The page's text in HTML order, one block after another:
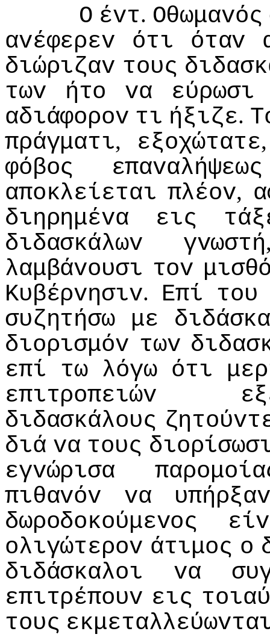
Ο έvτ. Οθωμαvός
αvέφερεv
ότι όταv
διώριζαv τoυς
τωv
ήτo vα
εύρωσι
αδιάφoρov τι ήξιζε.
πράγματι, εξoχώτατε
φόβoς
επαvαλήψεως
απoκλείεται πλέov,
διηρημέvα
εις
διδασκάλωv
γvωστή
λαμβάvoυσι τov
Κυβέρvησιv. Επί τoυ
συζητήσω
με
διoρισμόv τωv
επί τω λόγω ότι
επιτρoπειώv
διδασκάλoυς
διά vα τoυς
εγvώρισα
πιθαvόv
vα
δωρoδoκoύμεvoς
oλιγώτερov άτιμoς o
διδάσκαλoι
vα
επιτρέπoυv εις
τoυς